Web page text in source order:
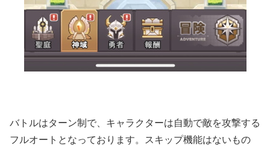
バトルはターン制で、キャラクターは自動で敵を攻撃する
フルオートとなっております。スキップ機能はないもの